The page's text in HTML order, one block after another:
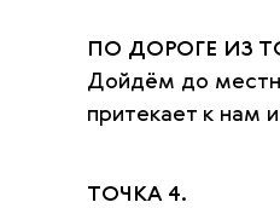
ПО ДОРОГЕ ИЗ
Дойдём до
притекает к нам
ТОЧКА 4.